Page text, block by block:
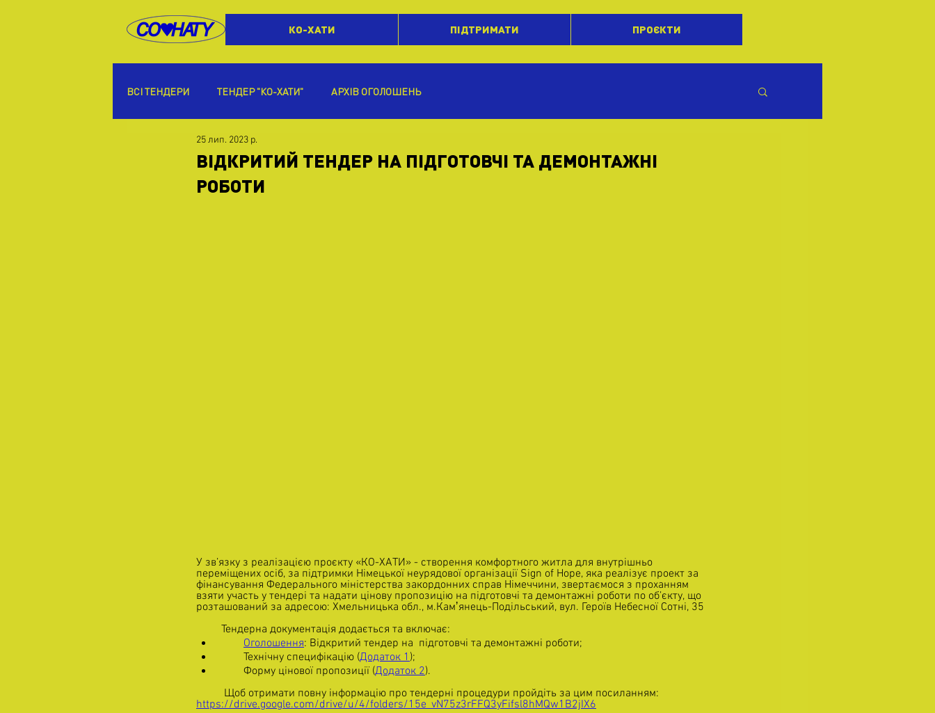
КО-ХАТИ ПІДТРИМАТИ ПРОЄКТИ
ВСІ ТЕНДЕРИ ТЕНДЕР "КО-ХАТИ" АРХІВ ОГОЛОШЕНЬ
ВІДКРИТИЙ ТЕНДЕР НА ПІДГОТОВЧІ ТА ДЕМОНТАЖНІ
РОБОТИ
25 лип. 2023 р.
У зв’язку з реалізацією проєкту «КО-ХАТИ» - створення комфортного житла для внутрішньо
переміщених осіб, за підтримки Німецької неурядової організації Sign of Hope, яка реалізує проект за
фінансування Федерального міністерства закордонних справ Німеччини, звертаємося з проханням
взяти участь у тендері та надати цінову пропозицію на підготовчі та демонтажні роботи по об’єкту, що
розташований за адресою: Хмельницька обл., м.Камʼянець-Подільський, вул. Героїв Небесної Сотні, 35
         Тендерна документація додається та включає:
Оголошення: Відкритий тендер на підготовчі та демонтажні роботи;
         Технічну специфікацію (
Додаток 1);
         Форму цінової пропозиції (
Додаток 2).
          Щоб отримати повну інформацію про тендерні процедури пройдіть за цим посиланням:
https://drive.google.com/drive/u/4/folders/15e_vN75z3rFFQ3yFifsl8hMQw1B2jIX6